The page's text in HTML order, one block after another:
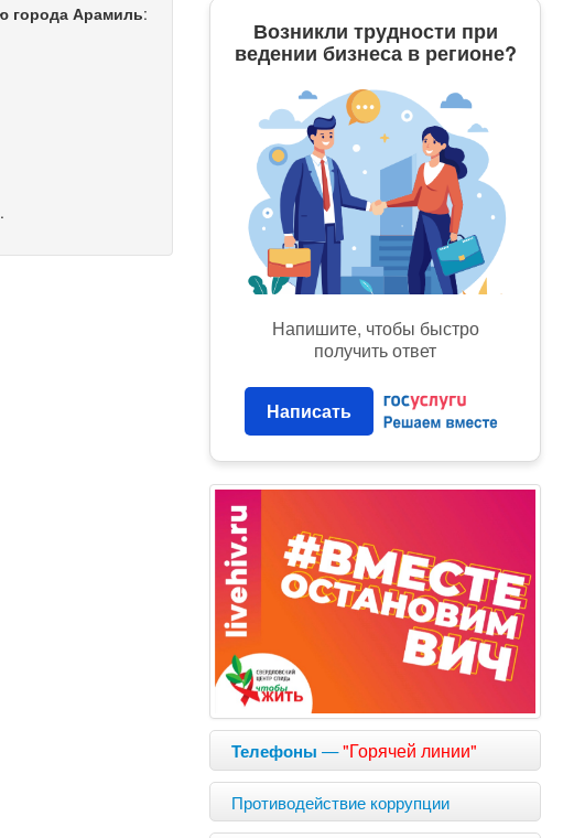
города Арамиль:
Возникли трудности при
ведении бизнеса в регионе?
Напишите, чтобы быстро
получить ответ
Написать
Телефоны —"Горячей линии"
Противодействие коррупции